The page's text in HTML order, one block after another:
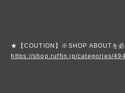
★【COUTION】※SHOP ABOUTを必
https://shop.ruffin.jp/categories/